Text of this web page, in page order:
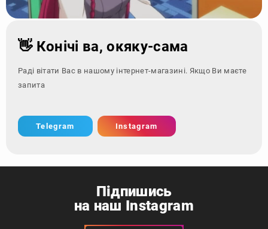
👋 Конічі ва, окяку-сама
Раді вітати Вас в нашому інтернет-магазині. Якщо Ви маєте
запитання - зверні
Telegram Instagram
Підпишись
на наш Instagram